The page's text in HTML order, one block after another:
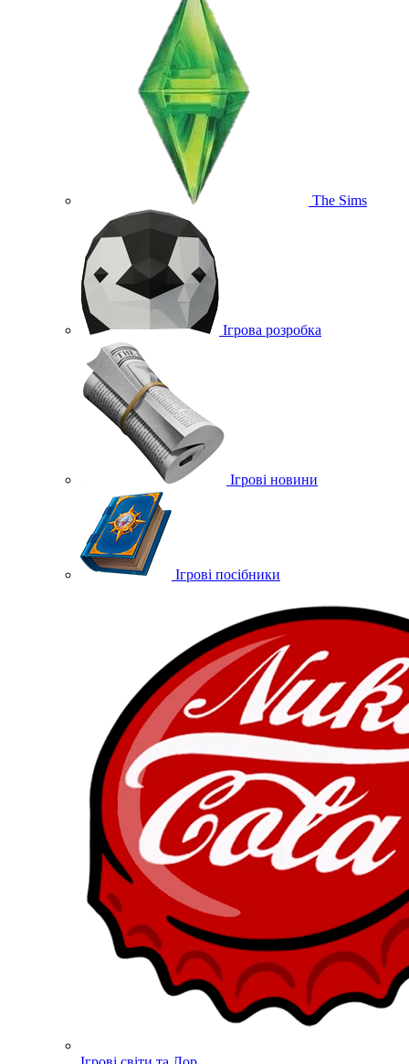
The Sims
Ігрова розробка
Ігрові новини
Ігрові посібники